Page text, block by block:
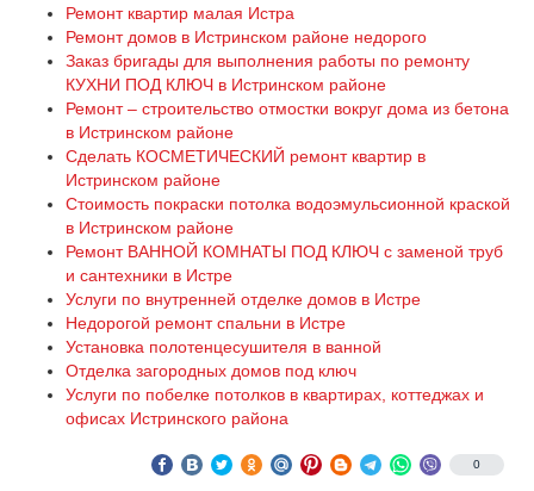
Ремонт квартир малая Истра
Ремонт домов в Истринском районе недорого
Заказ бригады для выполнения работы по ремонту
КУХНИ ПОД КЛЮЧ в Истринском районе
Ремонт – строительство отмостки вокруг дома из бетона
в Истринском районе
Сделать КОСМЕТИЧЕСКИЙ ремонт квартир в
Истринском районе
Стоимость покраски потолка водоэмульсионной краской
в Истринском районе
Ремонт ВАННОЙ КОМНАТЫ ПОД КЛЮЧ с заменой труб
и сантехники в Истре
Услуги по внутренней отделке домов в Истре
Недорогой ремонт спальни в Истре
Установка полотенцесушителя в ванной
Отделка загородных домов под ключ
Услуги по побелке потолков в квартирах, коттеджах и
офисах Истринского района
0